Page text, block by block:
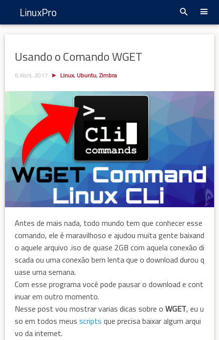
LinuxPro
Usando o Comando WGET
6 Abril, 2017 Linux, Ubuntu, Zimbra
Antes de mais nada, todo mundo tem que conhecer esse
comando, ele é maravilhoso e ajudou muita gente baixand
o aquele arquivo .iso de quase 2GB com aquela conexão di
scada ou uma conexão bem lenta que o download durou q
uase uma semana.
Com esse programa você pode pausar o download e cont
inuar em outro momento.
Nesse post vou mostrar varias dicas sobre o WGET, eu u
so em todos meus scripts que precisa baixar algum arqui
vo da internet.